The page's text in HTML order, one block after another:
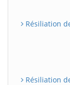
Résiliation
Résiliation